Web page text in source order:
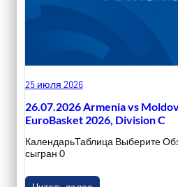
25 июля 2026
26.07.2026 Armenia vs
EuroBasket 2026, Division C
КалендарьТаблица Выберите
сыгран 0